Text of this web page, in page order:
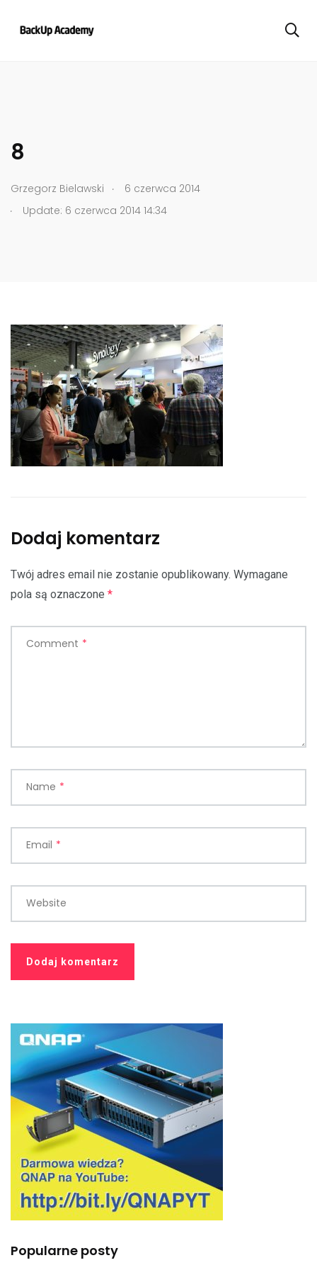
8
Grzegorz Bielawski .
6 czerwca 2014
.
Update: 6 czerwca 2014 14:34
Dodaj komentarz
Twój adres email nie zostanie opublikowany. Wymagane
pola są oznaczone *
Comment *
Name *
Email *
Website
Popularne posty